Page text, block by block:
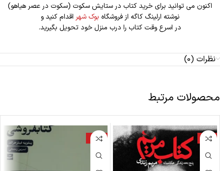
اکنون می توانید برای خرید کتاب در ستایش سکوت (سکوت در عصر هیاهو)
نوشته ارلینگ کاگه از فروشگاه بوک شهر اقدام کنید و
در اسرع وقت کتاب را درب منزل خود تحویل بگیرید.
نظرات (0)
محصولات مرتبط
-9%
-20%